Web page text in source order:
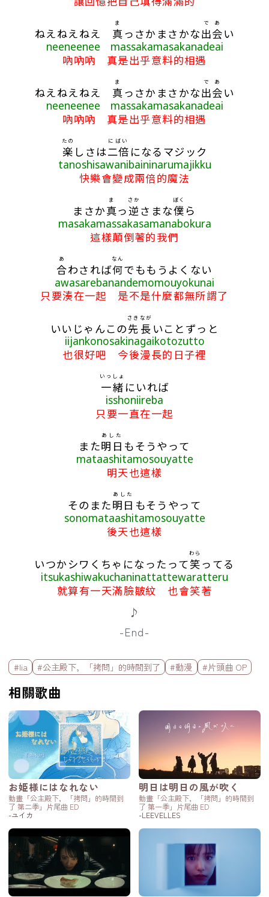
ねえねえねえ 真
ま
っさかまさかな出
で
会
あ
い
neeneenee massakamasakanadeai
吶吶吶 真是出乎意料的相遇
ねえねえねえ 真
ま
っさかまさかな出
で
会
あ
い
neeneenee massakamasakanadeai
吶吶吶 真是出乎意料的相遇
楽
たの
しさは二倍
にばい
になるマジック
tanoshisawanibaininarumajikku
快樂會變成兩倍的魔法
まさか真
ま
っ逆
さか
さまな僕
ぼく
ら
masakamassakasamanabokura
這樣顛倒著的我們
合
あ
わされば何
なん
でももうよくない
awasarebanandemomouyokunai
只要湊在一起 是不是什麼都無所謂了
いいじゃんこの先
さき
長
なが
いことずっと
iijankonosakinagaikotozutto
也很好吧 今後漫長的日子裡
一緒
いっしょ
にいれば
isshoniireba
只要一直在一起
また明日
あした
もそうやって
mataashitamosouyatte
明天也這樣
そのまた明日
あした
もそうやって
sonomataashitamosouyatte
後天也這樣
いつかシワくちゃになったって笑
わら
ってる
itsukashiwakuchaninattattewaratteru
就算有一天滿臉皺紋 也會笑著
♪
-End-
標籤欄
#lia #公主殿下，「拷問」的時間到了 #動漫 #片頭曲 OP
相關歌曲
お姫様にはなれない
動畫「公主殿下，「拷問」的時間到
了 第二季」片尾曲 ED
-ユイカ
明日は明日の風が吹く
動畫「公主殿下，「拷問」的時間到
了 第一季」片尾曲 ED
-LEEVELLES